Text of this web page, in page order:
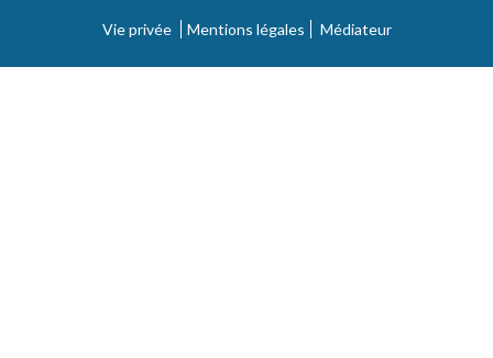
Vie privée Mentions légales Médiateur